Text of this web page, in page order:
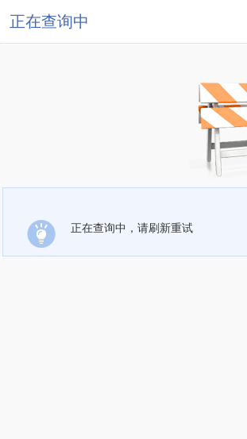
正在查询中
正在查询中，请刷新重试